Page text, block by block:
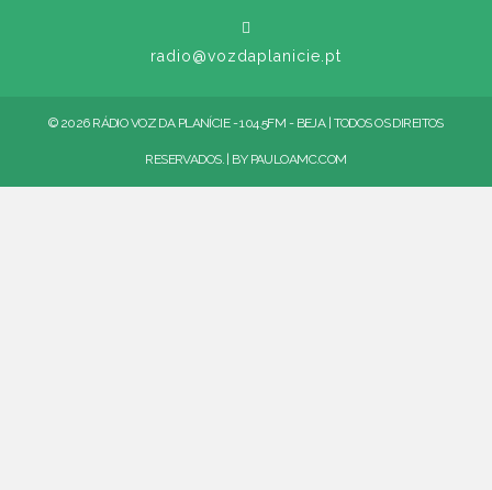
radio@vozdaplanicie.pt
© 2026 RÁDIO VOZ DA PLANÍCIE - 104.5FM - BEJA | TODOS OS DIREITOS
RESERVADOS. | BY PAULOAMC.COM